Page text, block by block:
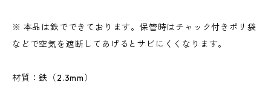
※ 本品は鉄でできております。保管時はチャック付きポリ袋
などで空気を遮断してあげるとサビにくくなります。
材質：鉄（2.3mm）